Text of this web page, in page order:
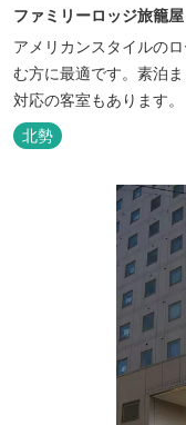
ファミリーロッジ旅籠
アメリカンスタイルの
む方に最適です。素泊
対応の客室もあります。
北勢